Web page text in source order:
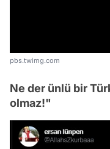
pbs.twimg.com
Ne der ünlü bir
olmaz!"